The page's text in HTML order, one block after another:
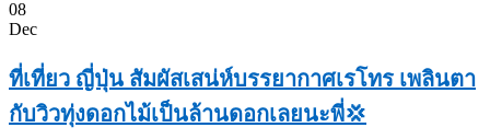
08
Dec
ที่เที่ยว ญี่ปุ่น สัมผัสเสน่ห์บรรยากาศเรโทร เพลินตา
กับวิวทุ่งดอกไม้เป็นล้านดอกเลยนะพี่💢